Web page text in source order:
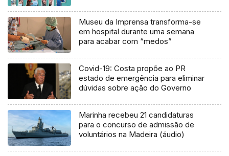
Museu da Imprensa transforma-se
em hospital durante uma semana
para acabar com “medos”
Covid-19: Costa propõe ao PR
estado de emergência para eliminar
dúvidas sobre ação do Governo
Marinha recebeu 21 candidaturas
para o concurso de admissão de
voluntários na Madeira (áudio)